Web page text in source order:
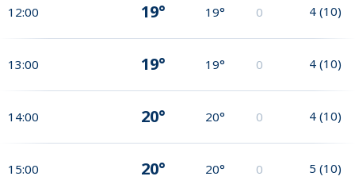
12:00 19° 19° 0 4 (10)
13:00 19° 19° 0 4 (10)
14:00 20° 20° 0 4 (10)
15:00 20° 20° 0 5 (10)